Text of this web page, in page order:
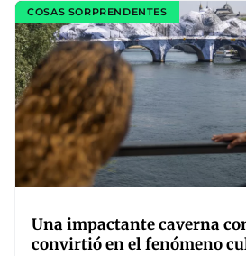
COSAS SORPRENDENTES
Una impactante caverna
convirtió en el fenómeno